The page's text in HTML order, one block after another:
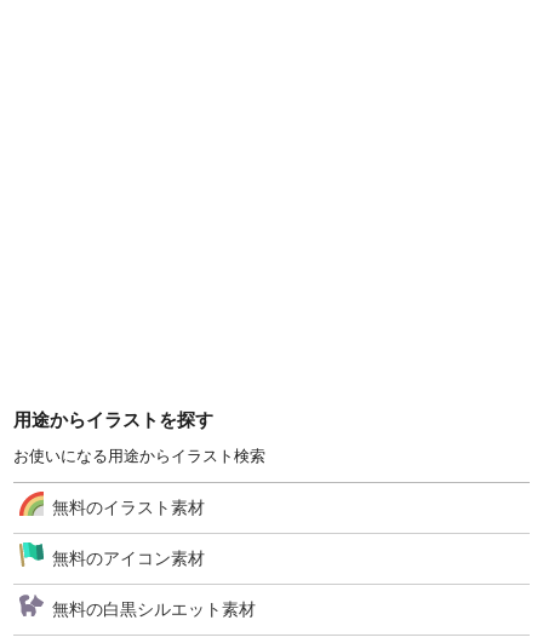
用途からイラストを探す
お使いになる用途からイラスト検索
無料のイラスト素材
無料のアイコン素材
無料の白黒シルエット素材